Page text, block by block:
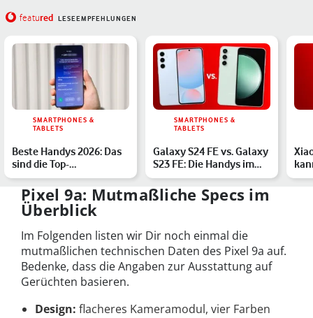
featured LESEEMPFEHLUNGEN
SMARTPHONES &
TABLETS
Beste Handys 2026: Das
sind die Top-
Smartphones des Jahres
SMARTPHONES &
TABLETS
Galaxy S24 FE vs. Galaxy
S23 FE: Die Handys im
Vergleich
Pixel 9a: Mutmaßliche Specs im
Überblick
Im Folgenden listen wir Dir noch einmal die
mutmaßlichen technischen Daten des Pixel 9a auf.
Bedenke, dass die Angaben zur Ausstattung auf
Gerüchten basieren.
Design: flacheres Kameramodul, vier Farben